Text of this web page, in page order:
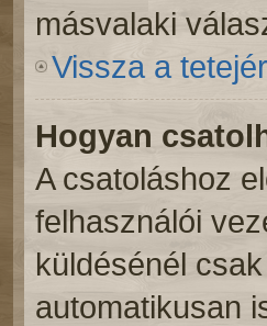
másvalaki
Vissza a
Hogyan
A csatoláshoz
felhasználói
küldésénél
automatikusan